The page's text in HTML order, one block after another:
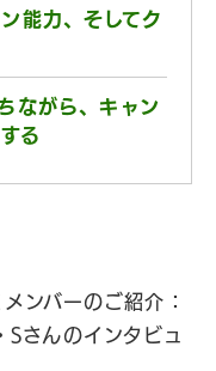
能力、そしてク
ながら、キャン
る
ンバーのご紹介：
さんのインタビュ